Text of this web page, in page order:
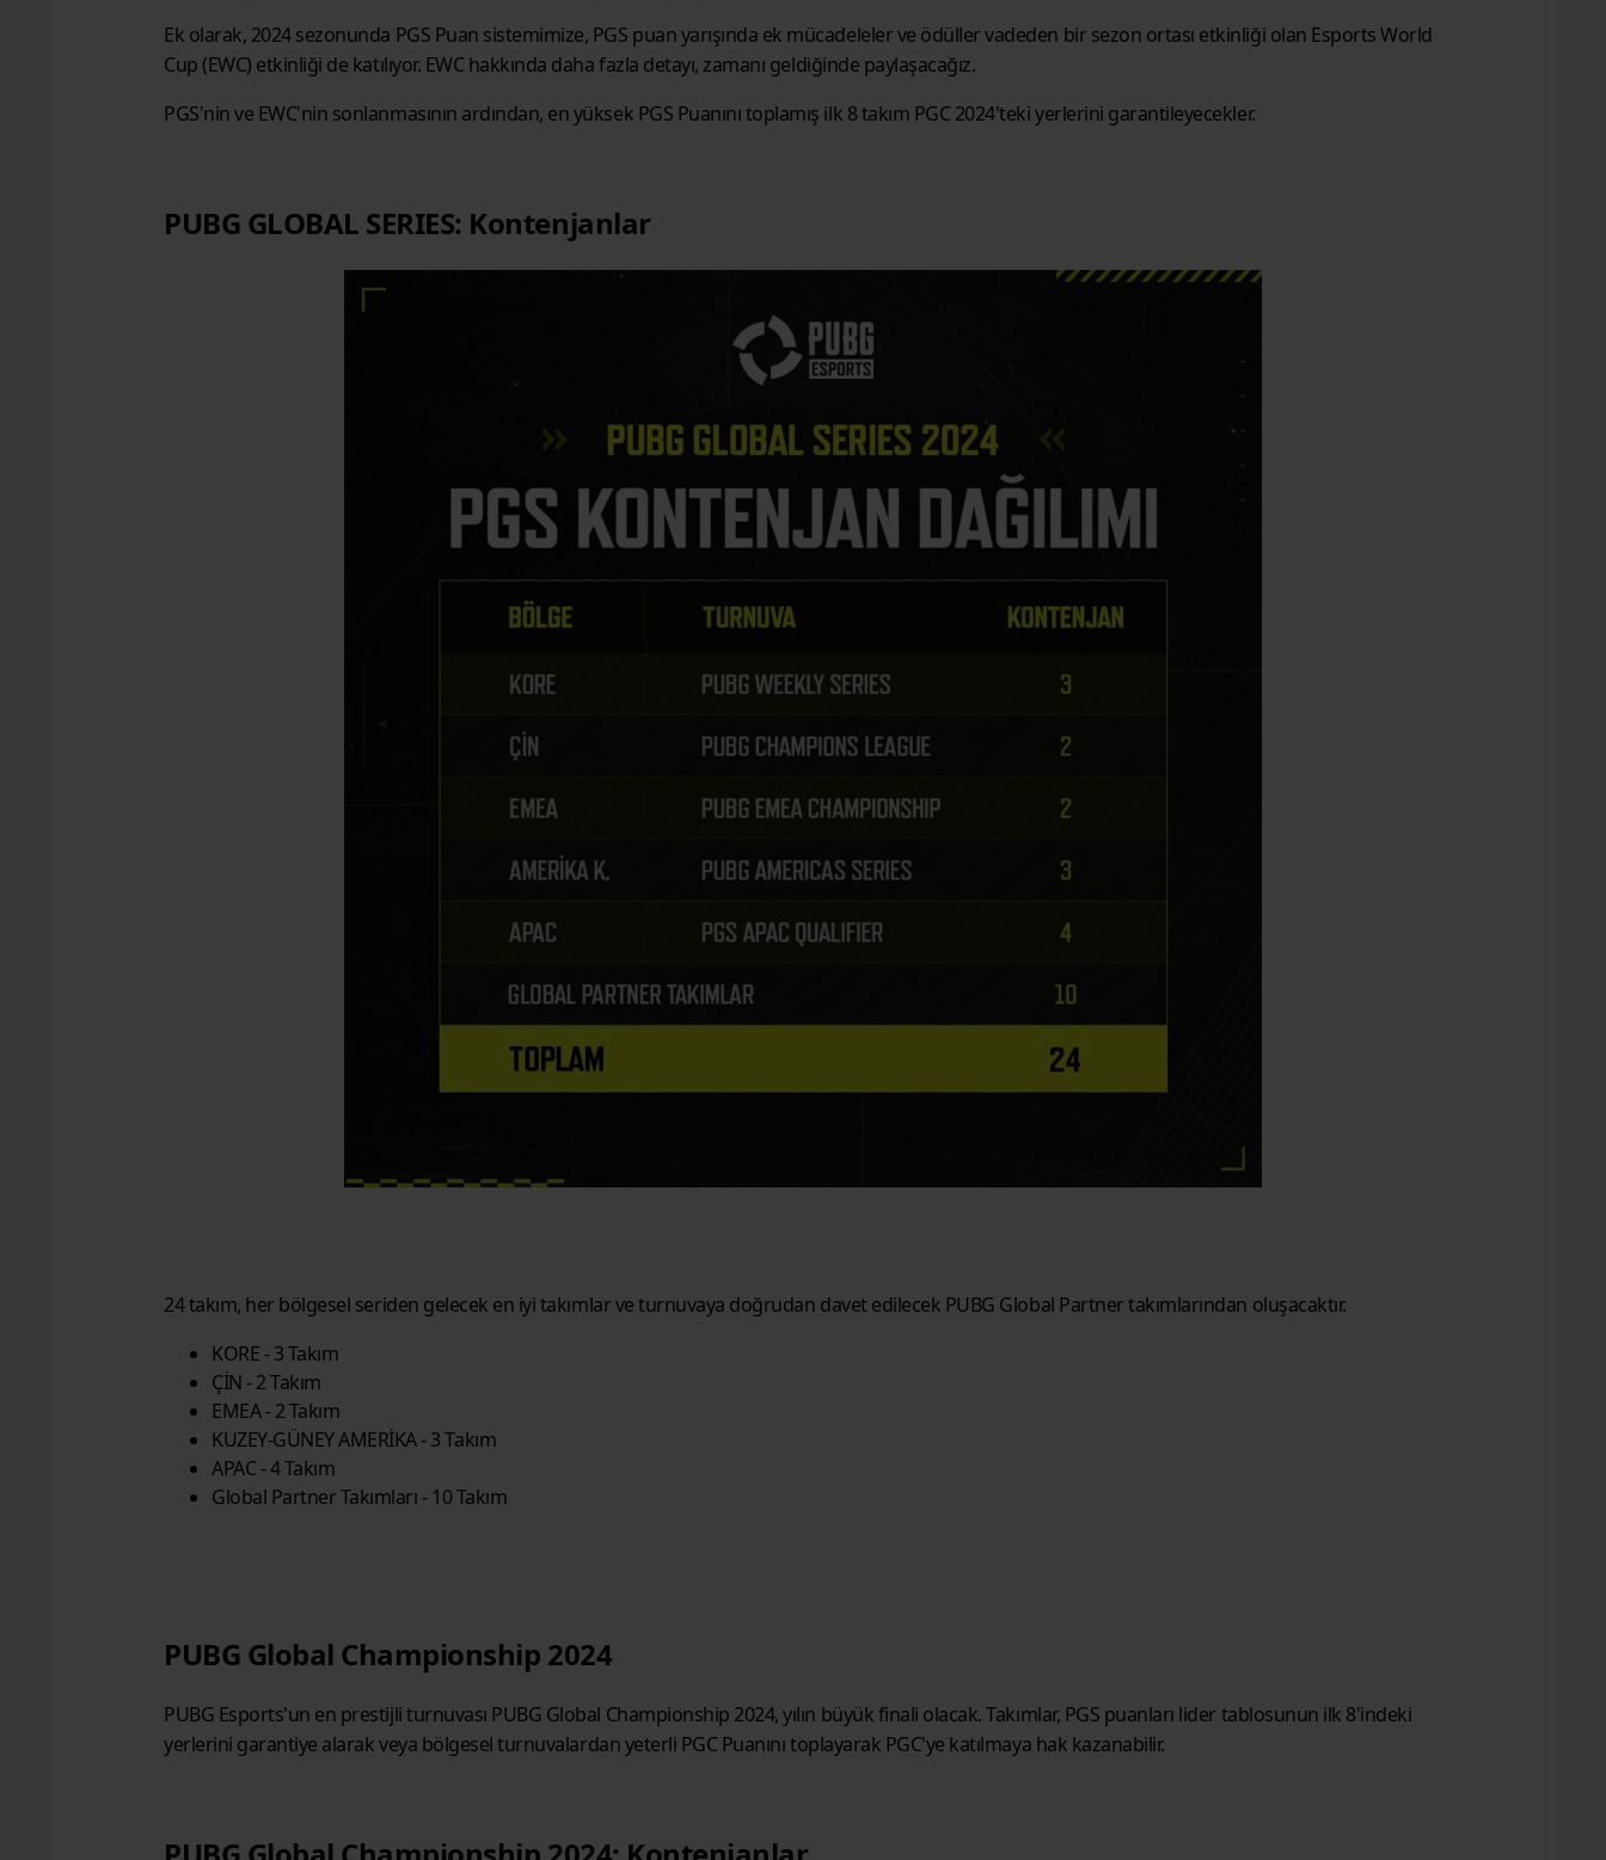
Ek olarak, 2024 sezonunda PGS Puan sistemimize, PGS puan yarışında ek mücadeleler ve ödüller vadeden bir sezon ortası etkinliği olan Esports World
Cup (EWC) etkinliği de katılıyor. EWC hakkında daha fazla detayı, zamanı geldiğinde paylaşacağız.
PGS'nin ve EWC'nin sonlanmasının ardından, en yüksek PGS Puanını toplamış ilk 8 takım PGC 2024'teki yerlerini garantileyecekler.
PUBG GLOBAL SERIES: Kontenjanlar
24 takım, her bölgesel seriden gelecek en iyi takımlar ve turnuvaya doğrudan davet edilecek PUBG Global Partner takımlarından oluşacaktır.
KORE - 3 Takım
ÇİN - 2 Takım
EMEA - 2 Takım
KUZEY-GÜNEY AMERİKA - 3 Takım
APAC - 4 Takım
Global Partner Takımları - 10 Takım
PUBG Global Championship 2024
PUBG Esports'un en prestijli turnuvası PUBG Global Championship 2024, yılın büyük finali olacak. Takımlar, PGS puanları lider tablosunun ilk 8'indeki
yerlerini garantiye alarak veya bölgesel turnuvalardan yeterli PGC Puanını toplayarak PGC'ye katılmaya hak kazanabilir.